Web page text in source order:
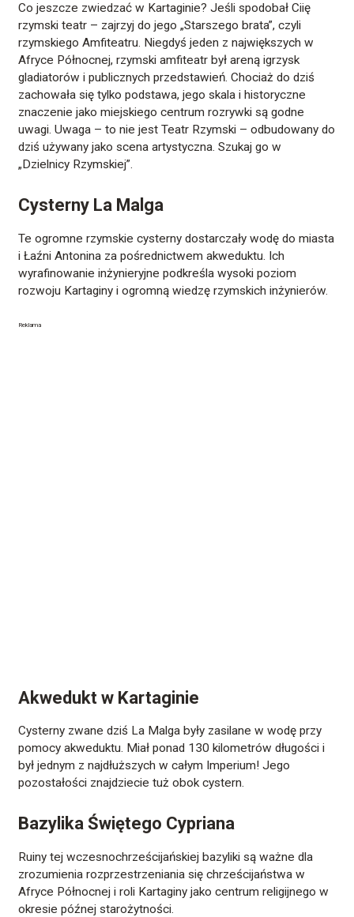
Co jeszcze zwiedzać w Kartaginie? Jeśli spodobał Ciię
rzymski teatr – zajrzyj do jego „Starszego brata”, czyli
rzymskiego Amfiteatru. Niegdyś jeden z największych w
Afryce Północnej, rzymski amfiteatr był areną igrzysk
gladiatorów i publicznych przedstawień. Chociaż do dziś
zachowała się tylko podstawa, jego skala i historyczne
znaczenie jako miejskiego centrum rozrywki są godne
uwagi. Uwaga – to nie jest Teatr Rzymski – odbudowany do
dziś używany jako scena artystyczna. Szukaj go w
„Dzielnicy Rzymskiej”.
Cysterny La Malga
Te ogromne rzymskie cysterny dostarczały wodę do miasta
i Łaźni Antonina za pośrednictwem akweduktu. Ich
wyrafinowanie inżynieryjne podkreśla wysoki poziom
rozwoju Kartaginy i ogromną wiedzę rzymskich inżynierów.
Reklama
Akwedukt w Kartaginie
Cysterny zwane dziś La Malga były zasilane w wodę przy
pomocy akweduktu. Miał ponad 130 kilometrów długości i
był jednym z najdłuższych w całym Imperium! Jego
pozostałości znajdziecie tuż obok cystern.
Bazylika Świętego Cypriana
Ruiny tej wczesnochrześcijańskiej bazyliki są ważne dla
zrozumienia rozprzestrzeniania się chrześcijaństwa w
Afryce Północnej i roli Kartaginy jako centrum religijnego w
okresie późnej starożytności.